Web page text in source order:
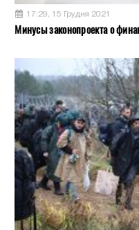
17:29, 15 Грудня 2021
Минусы законопроекта о